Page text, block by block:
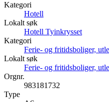
Kategori
Hotell
Lokalt søk
Hotell Tyinkrysset
Kategori
Ferie- og fritidsboliger,
Lokalt søk
Ferie- og fritidsboliger,
Orgnr.
983181732
Type